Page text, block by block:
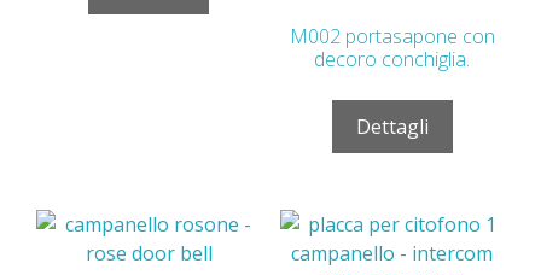
M002 portasapone con
decoro conchiglia.
Dettagli